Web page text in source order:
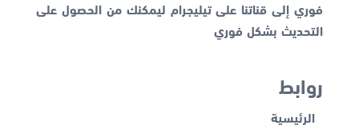
فوري إلى قناتنا على تيليجرام ليمكنك من الحصول على
التحديث بشكل فوري
روابط
الرئيسية